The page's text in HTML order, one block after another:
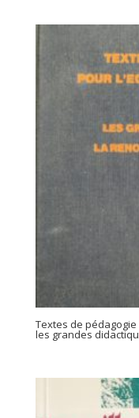
Textes de pédagogie
les grandes